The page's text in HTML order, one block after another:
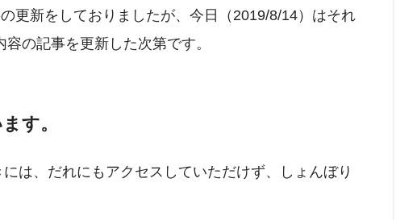
更新をしておりましたが、今日（2019/8/14）はそれ
の記事を更新した次第です。
す。
は、だれにもアクセスしていただけず、しょんぼり